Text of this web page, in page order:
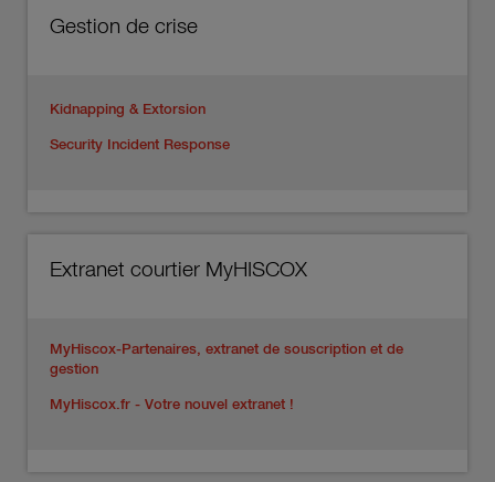
Gestion de crise
Kidnapping & Extorsion
Security Incident Response
Extranet courtier MyHISCOX
MyHiscox-Partenaires, extranet de souscription et de
gestion
MyHiscox.fr - Votre nouvel extranet !